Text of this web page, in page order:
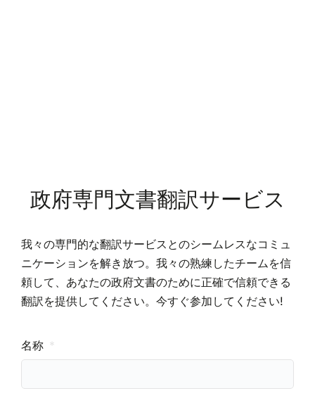
政府専門文書翻訳サービス
我々の専門的な翻訳サービスとのシームレスなコミュ
ニケーションを解き放つ。我々の熟練したチームを信
頼して、あなたの政府文書のために正確で信頼できる
翻訳を提供してください。今すぐ参加してください!
名称